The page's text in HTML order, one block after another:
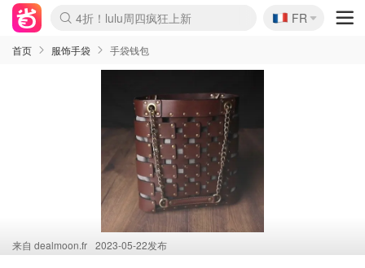
Boticinal 夏促开抢！
4折！lulu周四疯狂上新
还没结束！&OtherStories大促
Joybuy变相75折 随时失效
速领！Stanley独家85折
疑似霸哥！Camper额外叠85折
Zalando 奥莱闪促！每日更新
Moncler反季囤！5折起+叠9折
Coach Brooklyn仅€192
🇫🇷
FR
首页 服饰手袋 手袋钱包
来自 dealmoon.fr 2023-05-22发布